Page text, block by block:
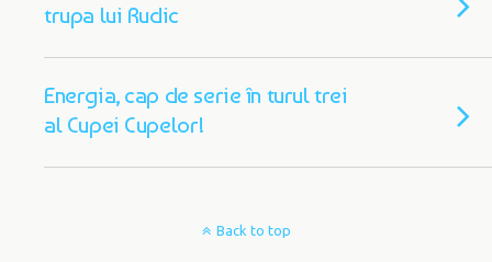
trupa lui Rudic
Energia, cap de serie în turul trei
al Cupei Cupelor!
Back to top